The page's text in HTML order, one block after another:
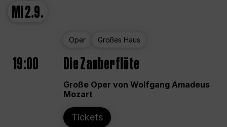
Mi2.9.
Oper Großes Haus
19:00 Die Zauberflöte
Große Oper von Wolfgang Amadeus
Mozart
Tickets